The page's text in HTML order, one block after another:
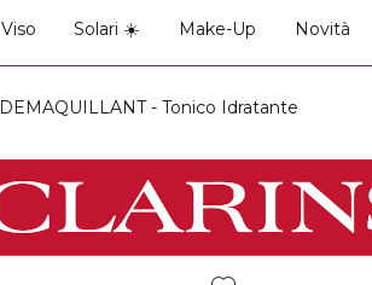
Viso Solari ☀️ Make-Up Novità
DEMAQUILLANT - Tonico Idratante